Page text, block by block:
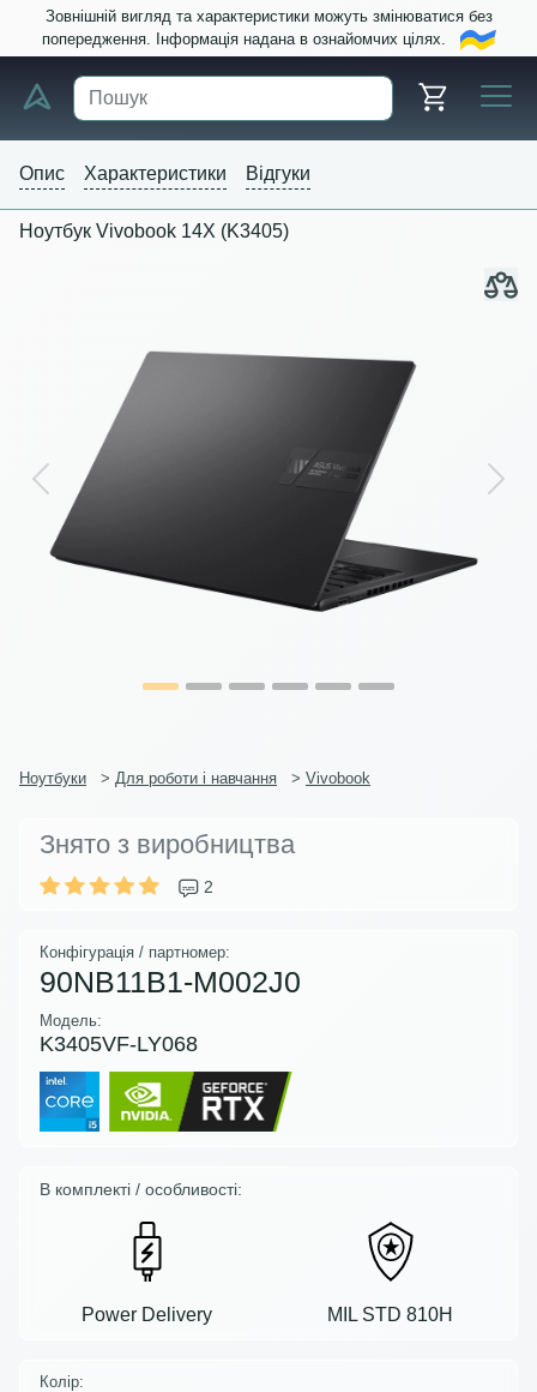
Зовнішній вигляд та характеристики можуть змінюватися без
попередження. Інформація надана в ознайомчих цілях.
Опис Характеристики Відгуки
Ноутбук Vivobook 14X (K3405)
Previous Next
Ноутбуки > Для роботи і навчання > Vivobook
Знято з виробництва
2
Конфігурація / партномер:
90NB11B1-M002J0
Модель:
K3405VF-LY068
В комплекті / особливості:
Power Delivery MIL STD 810H
Колір: